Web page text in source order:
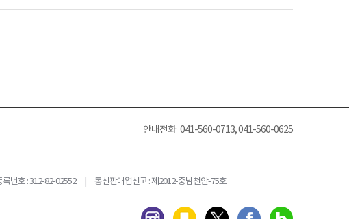
안내전화 041-560-0713, 041-560-0625
호 : 312-82-02552 | 통신판매업신고 : 제2012-충남천안-75호